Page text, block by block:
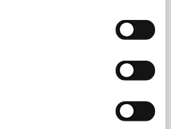
untereinander
erfordert
...